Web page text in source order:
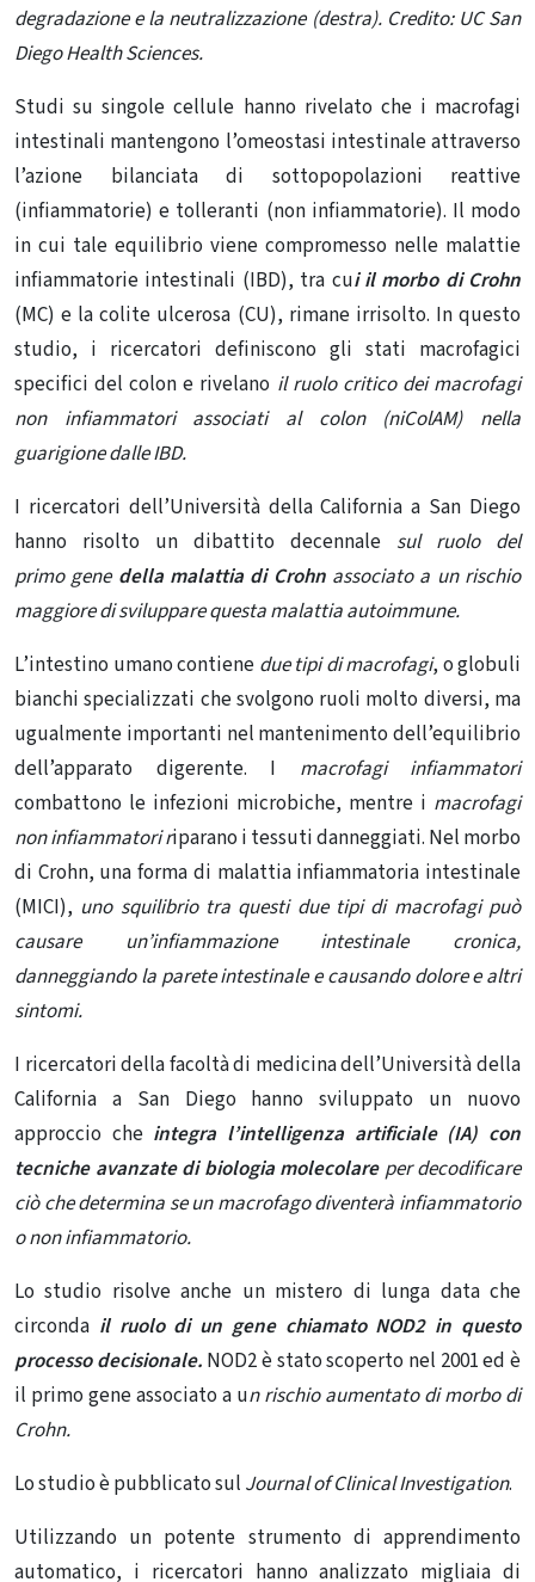
degradazione e la neutralizzazione (destra). Credito: UC San
Diego Health Sciences.
Studi su singole cellule hanno rivelato che i macrofagi
intestinali mantengono l’omeostasi intestinale attraverso
l’azione bilanciata di sottopopolazioni reattive
(infiammatorie) e tolleranti (non infiammatorie). Il modo
in cui tale equilibrio viene compromesso nelle malattie
infiammatorie intestinali (IBD), tra cui il morbo di Crohn
(MC) e la colite ulcerosa (CU), rimane irrisolto. In questo
studio, i ricercatori definiscono gli stati macrofagici
specifici del colon e rivelano il ruolo critico dei macrofagi
non infiammatori associati al colon (niColAM) nella
guarigione dalle IBD.
I ricercatori dell’Università della California a San Diego
hanno risolto un dibattito decennale sul ruolo del
primo genedella malattia di Crohnassociato a un rischio
maggiore di sviluppare questa malattia autoimmune.
L’intestino umanocontiene due tipi di macrofagi, oglobuli
bianchi specializzati che svolgono ruoli molto diversi, ma
ugualmente importanti nel mantenimento dell’equilibrio
dell’apparato digerente. I macrofagi infiammatori
combattono le infezioni microbiche, mentre i macrofagi
non infiammatori riparano i tessuti danneggiati. Nel morbo
di Crohn, una forma di malattia infiammatoria intestinale
(MICI), uno squilibrio tra questi due tipi di macrofagi può
causare un’infiammazione intestinale cronica,
danneggiando la parete intestinale e causando dolore e altri
sintomi.
I ricercatori della facoltà di medicina dell’Università della
California a San Diego hanno sviluppato un nuovo
approccio che integra l’intelligenza artificiale(IA) con
tecniche avanzate di biologia molecolare per decodificare
ciò che determina se un macrofago diventerà infiammatorio
o non infiammatorio.
Lo studio risolve anche un mistero di lunga data che
circonda il ruolo di un gene chiamato NOD2 in questo
processo decisionale. NOD2 è stato scoperto nel 2001 ed è
il primo gene associato a un rischio aumentato di morbo di
Crohn.
Lostudioè pubblicato sul Journal of Clinical Investigation.
Utilizzando un potente strumento di apprendimento
automatico, i ricercatori hanno analizzato migliaia di